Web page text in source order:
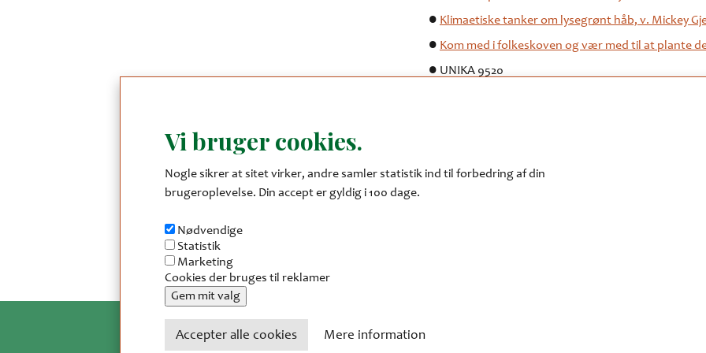
Klimaetiske tanker om lysegrønt håb, v. Mickey
Kom med i folkeskoven og vær med til at plante
UNIKA 9520
Netværksmøde om træ og bæredygtigt byggeri
Vi bruger cookies.
Nogle sikrer at sitet virker, andre samler statistik ind til forbedring af din
brugeroplevelse. Din accept er gyldig i 100 dage.
Nødvendige
Statistik
Marketing
Cookies der bruges til reklamer
Gem mit valg
Accepter alle cookies
Mere information